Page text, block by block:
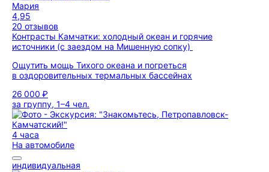
Мария
4,95
20 отзывов
Контрасты Камчатки: холодный океан и горячие
источники (с заездом на Мишенную сопку)
Ощутить мощь Тихого океана и погреться
в оздоровительных термальных бассейнах
26 000 ₽
за группу, 1–4 чел.
4 часа
На автомобиле
индивидуальная